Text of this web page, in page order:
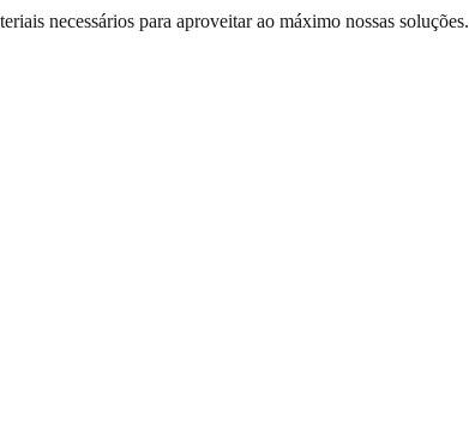
necessários para aproveitar ao máximo nossas soluções.